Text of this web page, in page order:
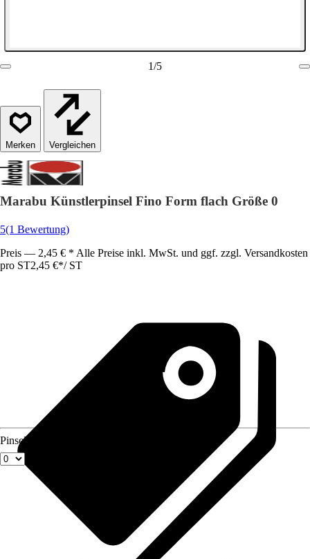
1/5
Vergleichen
Marabu Künstlerpinsel Fino Form flach Größe 0
5(1 Bewertung)
Preis — 2,45 € * Alle Preise inkl. MwSt. und ggf. zzgl. Versandkosten
pro ST2,45 €*/ ST
Pinselgröße